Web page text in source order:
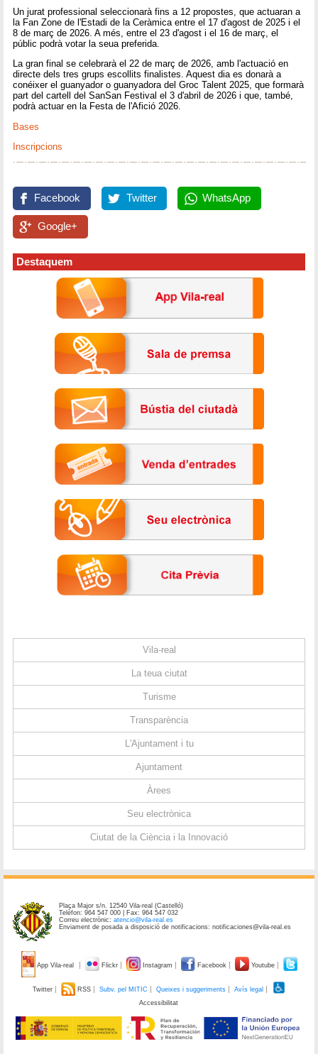
Un jurat professional seleccionarà fins a 12 propostes, que actuaran a
la Fan Zone de l'Estadi de la Ceràmica entre el 17 d'agost de 2025 i el
8 de març de 2026. A més, entre el 23 d'agost i el 16 de març, el
públic podrà votar la seua preferida.
La gran final se celebrarà el 22 de març de 2026, amb l'actuació en
directe dels tres grups escollits finalistes. Aquest dia es donarà a
conéixer el guanyador o guanyadora del Groc Talent 2025, que formarà
part del cartell del SanSan Festival el 3 d'abril de 2026 i que, també,
podrà actuar en la Festa de l'Afició 2026.
Bases
Inscripcions
Facebook Twitter WhatsApp
Google+
Destaquem
Vila-real
La teua ciutat
Turisme
Transparència
L'Ajuntament i tu
Ajuntament
Àrees
Seu electrònica
Ciutat de la Ciència i la Innovació
Plaça Major s/n. 12540 Vila-real (Castelló)
Telèfon: 964 547 000 | Fax: 964 547 032
Correu electrònic:atencio@vila-real.es
Enviament de posada a disposició de notificacions: notificaciones@vila-real.es
App Vila-real Flickr Instagram Facebook Youtube
Twitter RSS Subv. pel MITIC Queixes i suggeriments
Avís legal
Accessibilitat